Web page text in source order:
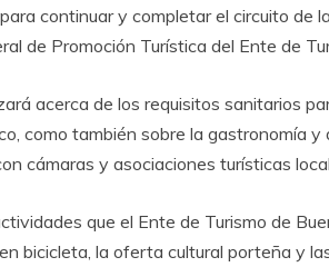
continuar y completar el circuito de
de Promoción Turística del Ente de
acerca de los requisitos sanitarios
como también sobre la gastronomía
cámaras y asociaciones turísticas
que el Ente de Turismo de
bicicleta, la oferta cultural porteña y